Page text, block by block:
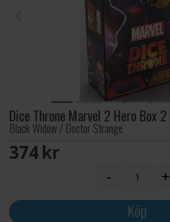
Dice Throne Marvel 2 Hero Box 2
Black Widow / Doctor Strange
374 SEK
- +
Köp